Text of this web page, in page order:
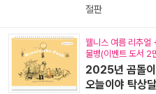
절판
웰니스 여름 리추얼
물병(이벤트 도서 2
2025년 곰돌이
오늘이야 탁상